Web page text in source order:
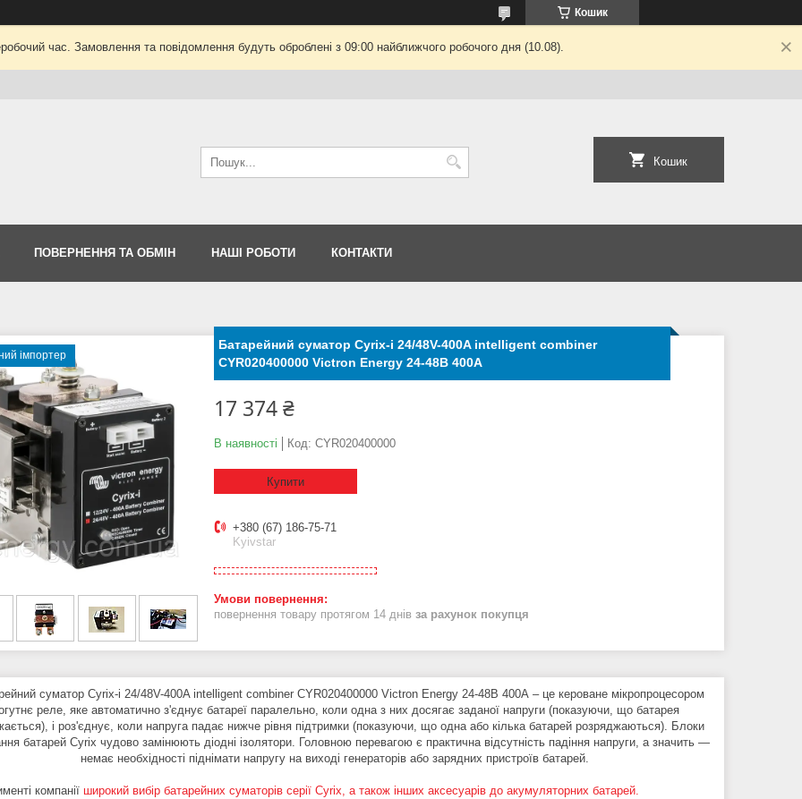
Кошик
час. Замовлення та повідомлення будуть оброблені з 09:00 найближчого робочого дня (10.08).
Кошик
ПОВЕРНЕННЯ ТА ОБМІН НАШІ РОБОТИ КОНТАКТИ
імпортер
Батарейний суматор Cyrix-i 24/48V-400A intelligent combiner
CYR020400000 Victron Energy 24-48В 400А
17 374 ₴
В наявності Код: CYR020400000
Купити
+380 (67) 186-75-71
Kyivstar
повернення товару протягом 14 днів за рахунок покупця
суматор Cyrix-i 24/48V-400A intelligent combiner CYR020400000 Victron Energy 24-48В 400А – це кероване мікропроцесором
реле, яке автоматично з'єднує батареї паралельно, коли одна з них досягає заданої напруги (показуючи, що батарея
і роз'єднує, коли напруга падає нижче рівня підтримки (показуючи, що одна або кілька батарей розряджаються). Блоки
батарей Cyrix чудово замінюють діодні ізолятори. Головною перевагою є практична відсутність падіння напруги, а значить —
немає необхідності піднімати напругу на виході генераторів або зарядних пристроїв батарей.
компанії широкий вибір батарейних суматорів серії Cyrix, а також інших аксесуарів до акумуляторних батарей.